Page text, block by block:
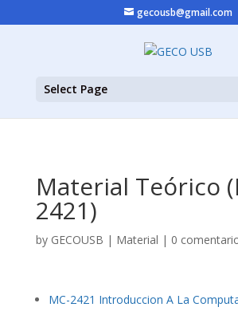
gecousb@gmail.com
Select Page
Material Teórico
2421)
by GECOUSB | Material | 0
MC-2421 Introduccion A La